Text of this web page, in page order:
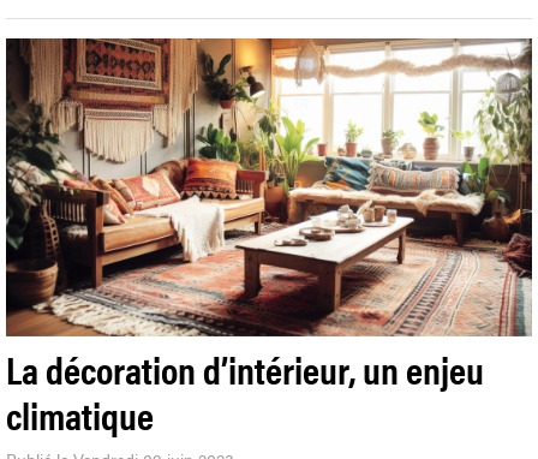
La décoration d’intérieur, un enjeu
climatique